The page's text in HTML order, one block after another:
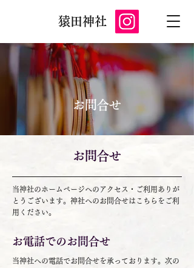
猿田神社
お問合せ
お問合せ
当神社のホームページへのアクセス・ご利用ありが
とうございます。神社へのお問合せはこちらをご利
用ください。
お電話でのお問合せ
当神社への電話でお問合せを承っております。次の